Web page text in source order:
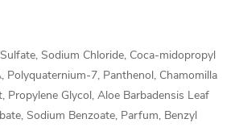
Sodium Chloride, Coca-midopropyl
Polyquaternium-7, Panthenol, Chamomilla
Propylene Glycol, Aloe Barbadensis Leaf
Sodium Benzoate, Parfum, Benzyl